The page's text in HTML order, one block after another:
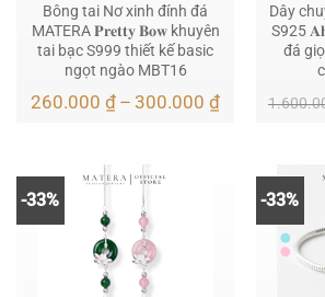
Bông tai Nơ xinh đính đá
MATERA 𝐏𝐫𝐞𝐭𝐭𝐲 𝐁𝐨𝐰 khuyên
tai bạc S999 thiết kế basic
ngọt ngào MBT16
260.000 ₫ – 300.000 ₫Khoảng
300.000 ₫
Dây
S925
đá
-33% -33%